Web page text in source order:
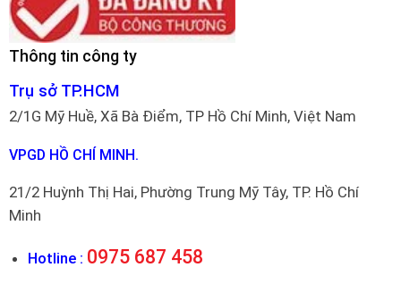
Thông tin công ty
Trụ sở TP.HCM
2/1G Mỹ Huề, Xã Bà Điểm, TP Hồ Chí Minh, Việt Nam
VPGD HỒ CHÍ MINH.
21/2 Huỳnh Thị Hai, Phường Trung Mỹ Tây, TP. Hồ Chí
Minh
Hotline : 0975 687 458